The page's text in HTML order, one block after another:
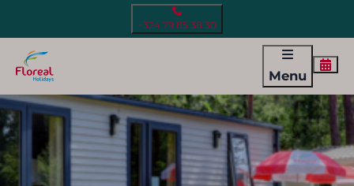
+324 79 85 38 30
Menu